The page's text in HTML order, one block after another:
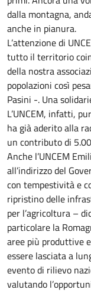
dalla montagna,
anche in pianura.
L’attenzione di
tutto il territorio
della nostra
popolazioni così
Pasini -. Una
L’UNCEM, infatti,
ha già aderito alla
un contributo di
Anche l’UNCEM
all’indirizzo del
con tempestività e
ripristino delle
per l’agricoltura –
particolare la
aree più produttive
essere lasciata a
evento di rilievo
valutando